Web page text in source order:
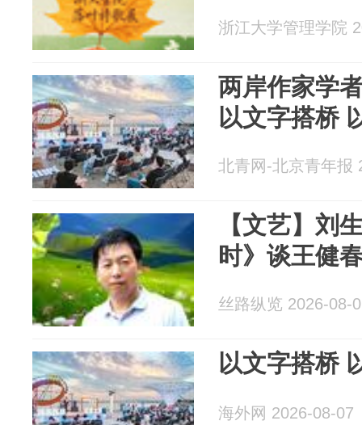
浙江大学管理学院
两岸作家学
以文字搭桥
北青网-北京青年报
【文艺】刘
时》谈王健
丝路纵览 2026-08-
以文字搭桥
海外网 2026-08-07